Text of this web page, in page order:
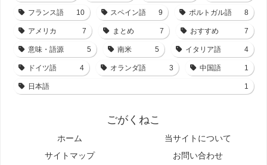
フランス語 10 スペイン語 9 ポルトガル語 8
アメリカ 7 まとめ 7 おすすめ 7
意味・語源 5 南米 5 イタリア語 4
ドイツ語 4 オランダ語 3 中国語 1
日本語 1
ごがくねこ
ホーム
当サイトについて
サイトマップ
お問い合わせ